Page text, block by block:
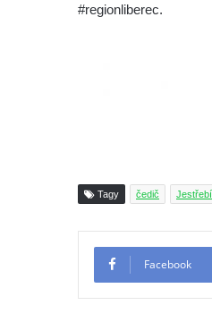
#regionliberec.
Tagy čedič Jestřebí
Facebook